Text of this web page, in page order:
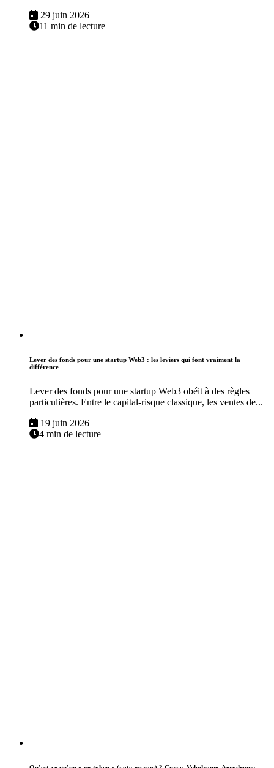
29 juin 2026
11 min de lecture
Lever des fonds pour une startup Web3 : les leviers qui font vraiment la
différence
Lever des fonds pour une startup Web3 obéit à des règles
particulières. Entre le capital-risque classique, les ventes de...
19 juin 2026
4 min de lecture